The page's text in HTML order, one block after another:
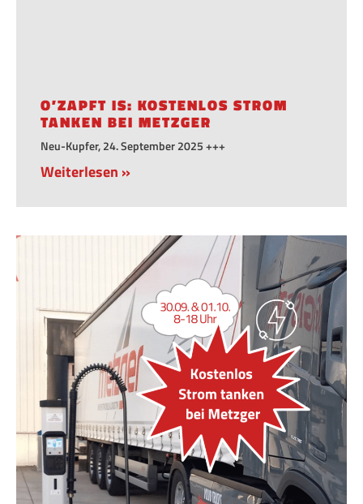
O’ZAPFT IS: KOSTENLOS STROM
TANKEN BEI METZGER
Neu-Kupfer, 24. September 2025 +++
Weiterlesen »